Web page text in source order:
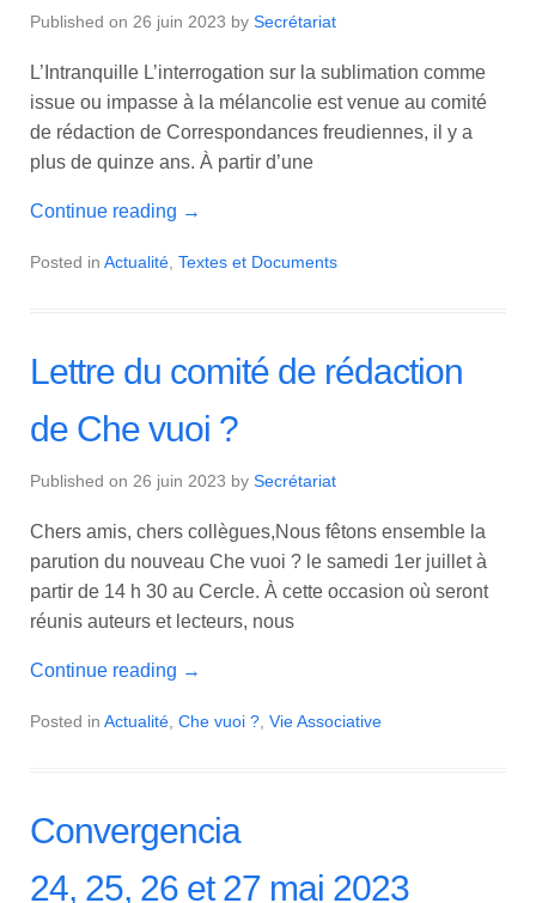
Published on 26 juin 2023 by Secrétariat
L’Intranquille L’interrogation sur la sublimation comme
issue ou impasse à la mélancolie est venue au comité
de rédaction de Correspondances freudiennes, il y a
plus de quinze ans. À partir d’une
Continue reading →
Posted in Actualité Textes et Documents
Lettre du comité de rédaction
de Che vuoi ?
Published on 26 juin 2023 by Secrétariat
Chers amis, chers collègues,Nous fêtons ensemble la
parution du nouveau Che vuoi ? le samedi 1er juillet à
partir de 14 h 30 au Cercle. À cette occasion où seront
réunis auteurs et lecteurs, nous
Continue reading →
Posted in Actualité Che vuoi ? Vie Associative
Convergencia
24, 25, 26 et 27 mai 2023